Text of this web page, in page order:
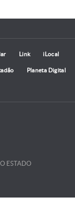
Link iLocal
Planeta Digital
ESTADO